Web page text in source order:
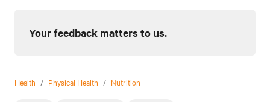
Your feedback matters to us.
Health / Physical Health / Nutrition